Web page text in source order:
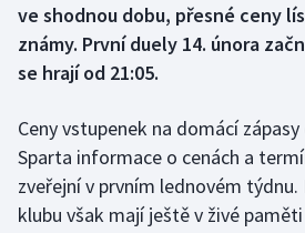
Curling
Dostihy
Florbal
Futsal
ve shodnou dobu, přesné ceny
známy. První duely 14. února
se hrají od 21:05.
Ceny vstupenek na domácí
Sparta informace o cenách a
zveřejní v prvním lednovém týdnu.
klubu však mají ještě v živé